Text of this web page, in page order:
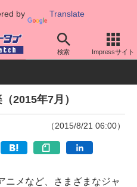
by Translate
検索 Impressサイト
2015年7月）
（2015/8/21 06:00）
メなど、さまざまなジャ